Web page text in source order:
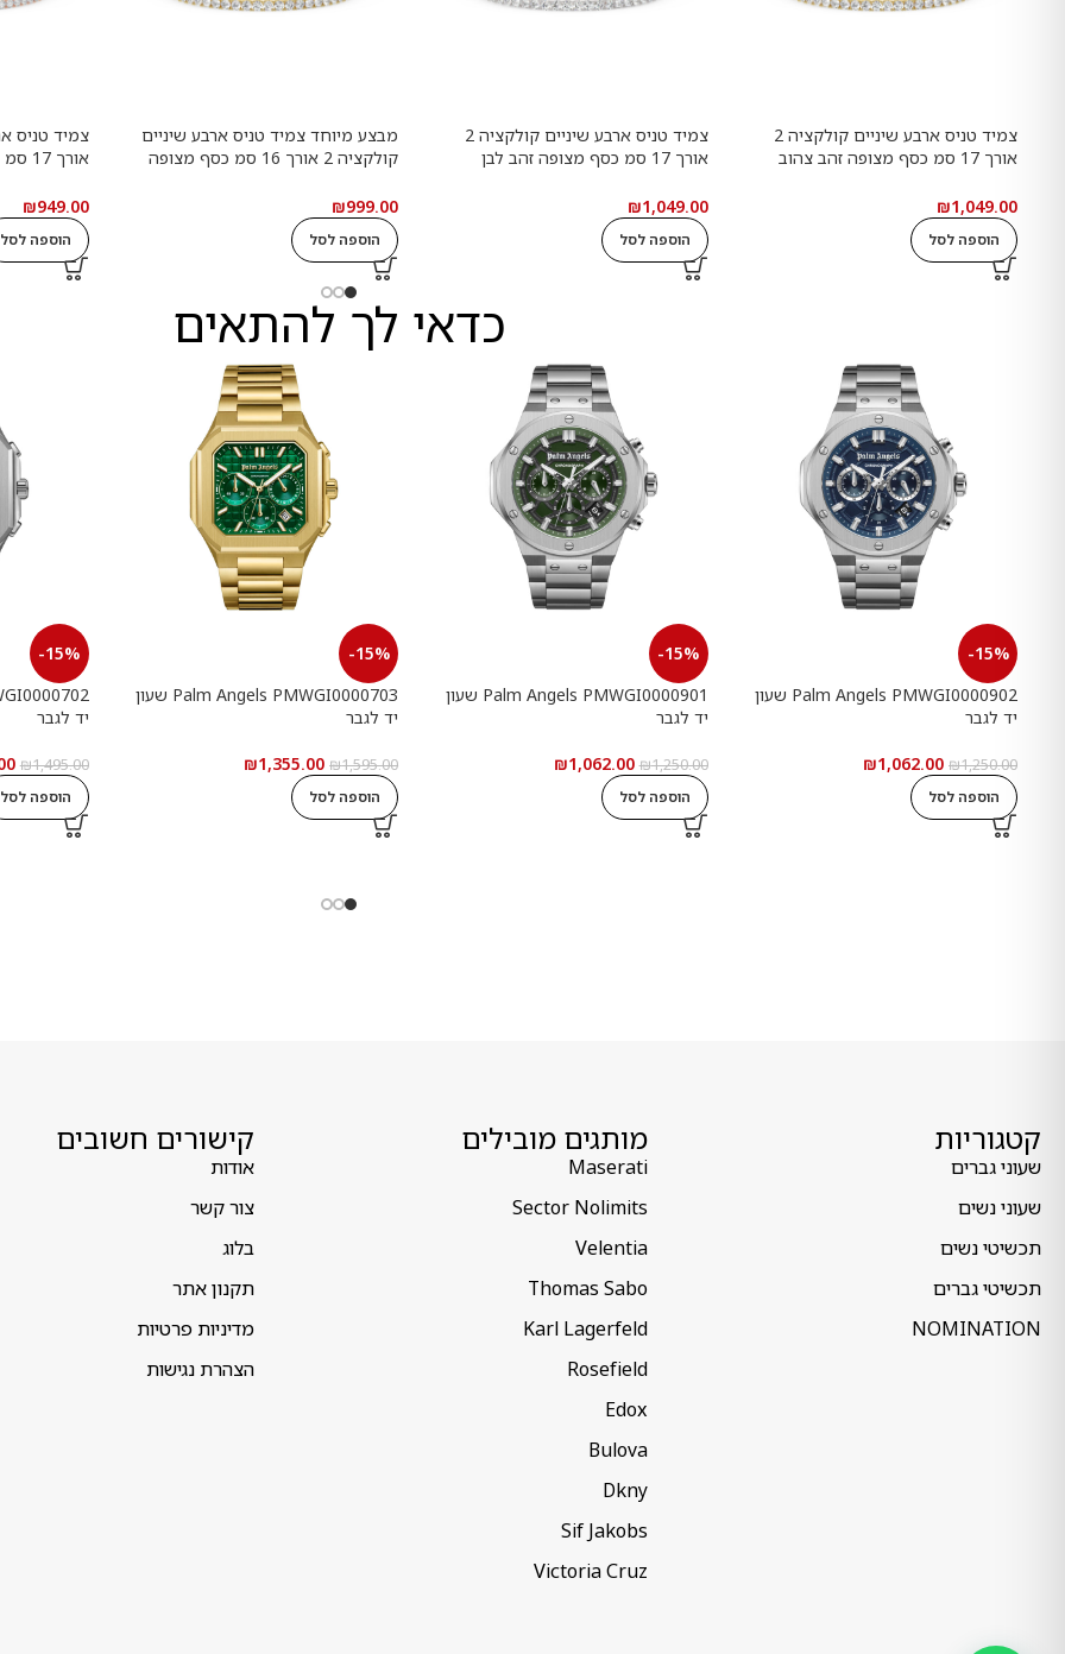
צמיד טניס ארבע שיניים קולקציה 2
אורך 17 סמ כסף מצופה זהב צהוב
גמולוגית
₪1,049.00
הוספה לסל
צמיד טניס ארבע שיניים קולקציה 2
אורך 17 סמ כסף מצופה זהב לבן
גמולוגית
₪1,049.00
הוספה לסל
מבצע מיוחד צמיד טניס ארבע שיניים
קולקציה 2 אורך 16 סמ כסף מצופה
תעודה גמולוגית
₪999.00
הוספה לסל
תעודה
₪949.00
הוספה לסל
כדאי לך להתאים
-15%
Palm Angels PMWGI0000902 שעון
יד לגבר
₪1,250.00
₪1,062.00
הוספה לסל
-15%
Palm Angels PMWGI0000901 שעון
יד לגבר
₪1,250.00
₪1,062.00
הוספה לסל
-15%
Palm Angels PMWGI0000703 שעון
יד לגבר
₪1,595.00
₪1,355.00
הוספה לסל
-15%
יד לגבר
₪1,495.00
הוספה לסל
קטגוריות
שעוני גברים
שעוני נשים
תכשיטי נשים
תכשיטי גברים
NOMINATION
מותגים מובילים
Maserati
Sector Nolimits
Velentia
Thomas Sabo
Karl Lagerfeld
Rosefield
Edox
Bulova
Dkny
Sif Jakobs
Victoria Cruz
קישורים חשובים
אודות
צור קשר
בלוג
תקנון אתר
מדיניות פרטיות
הצהרת נגישות